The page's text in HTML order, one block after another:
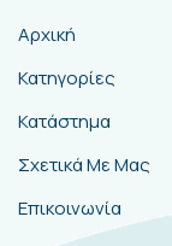
Αρχική
Κατηγορίες
Κατάστημα
Σχετικά Με Μας
Επικοινωνία